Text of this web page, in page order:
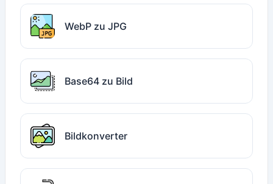
WebP zu JPG
Base64 zu Bild
Bildkonverter